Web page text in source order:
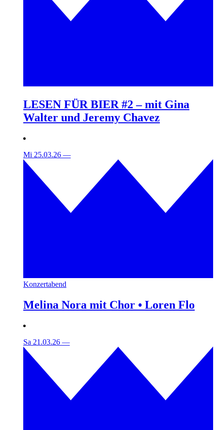
LESEN FÜR BIER #2 – mit Gina
Walter und Jeremy Chavez
Mi 25.03.26 —
Konzertabend
Melina Nora mit Chor • Loren Flo
Sa 21.03.26 —